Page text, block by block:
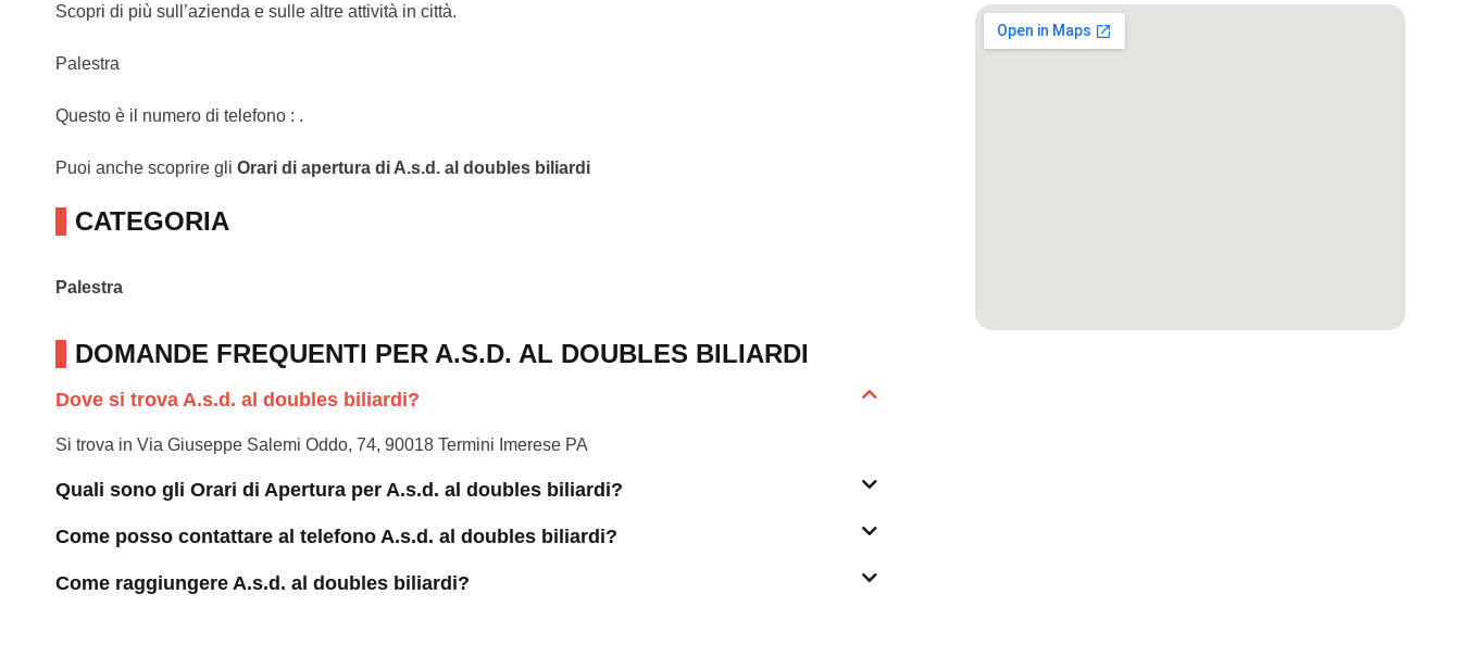
Scopri di più sull’azienda e sulle altre attività in città.
Palestra
Questo è il numero di telefono : .
Puoi anche scoprire gli Orari di apertura di A.s.d. al doubles biliardi
CATEGORIA
Palestra
DOMANDE FREQUENTI PER A.S.D. AL DOUBLES BILIARDI
Dove si trova A.s.d. al doubles biliardi?
Si trova in Via Giuseppe Salemi Oddo, 74, 90018 Termini Imerese PA
Quali sono gli Orari di Apertura per A.s.d. al doubles biliardi?
Come posso contattare al telefono A.s.d. al doubles biliardi?
Come raggiungere A.s.d. al doubles biliardi?